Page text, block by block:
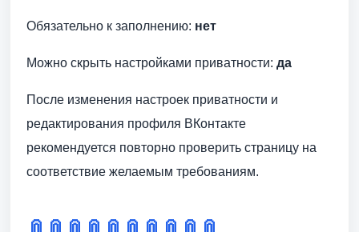
Обязательно к заполнению: нет
Можно скрыть настройками приватности: да
После изменения настроек приватности и
редактирования профиля ВКонтакте
рекомендуется повторно проверить страницу на
соответствие желаемым требованиям.
📎 📎 📎 📎 📎 📎 📎 📎 📎 📎